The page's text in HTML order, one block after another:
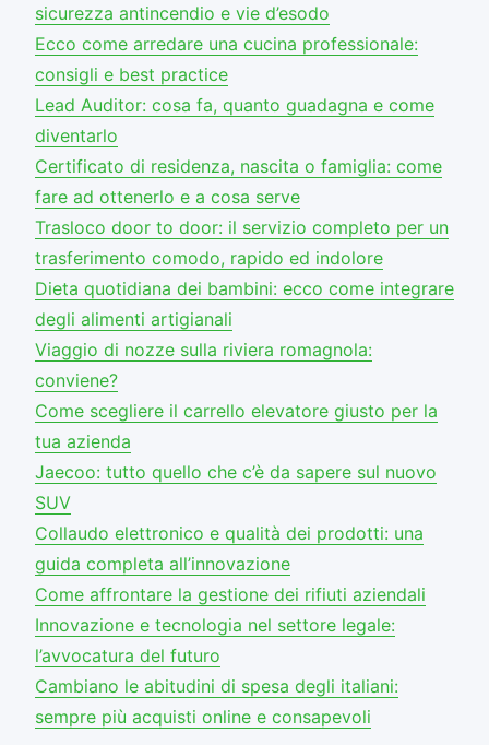
sicurezza antincendio e vie d’esodo
Ecco come arredare una cucina professionale:
consigli e best practice
Lead Auditor: cosa fa, quanto guadagna e come
diventarlo
Certificato di residenza, nascita o famiglia: come
fare ad ottenerlo e a cosa serve
Trasloco door to door: il servizio completo per un
trasferimento comodo, rapido ed indolore
Dieta quotidiana dei bambini: ecco come integrare
degli alimenti artigianali
Viaggio di nozze sulla riviera romagnola:
conviene?
Come scegliere il carrello elevatore giusto per la
tua azienda
Jaecoo: tutto quello che c’è da sapere sul nuovo
SUV
Collaudo elettronico e qualità dei prodotti: una
guida completa all’innovazione
Come affrontare la gestione dei rifiuti aziendali
Innovazione e tecnologia nel settore legale:
l’avvocatura del futuro
Cambiano le abitudini di spesa degli italiani:
sempre più acquisti online e consapevoli